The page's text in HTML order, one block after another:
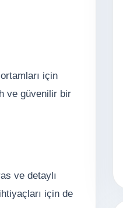
için
ve güvenilir bir
ve detaylı
için de